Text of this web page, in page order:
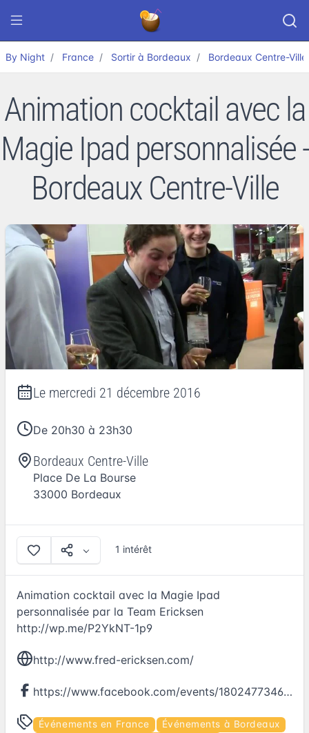
By Night France Sortir à Bordeaux Bordeaux Centre-Ville
Animation cocktail avec la
Magie Ipad personnalisée -
Bordeaux Centre-Ville
Le mercredi 21 décembre 2016
De 20h30 à 23h30
Bordeaux Centre-Ville
Place De La Bourse
33000 Bordeaux
1 intérêt
Animation cocktail avec la Magie Ipad
personnalisée par la Team Ericksen
http://wp.me/P2YkNT-1p9
http://www.fred-ericksen.com/
https://www.facebook.com/events/1802477346686218
Événements en France
Événements à Bordeaux